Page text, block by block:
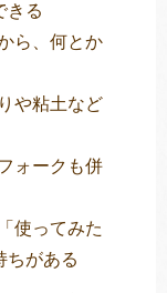
きる
ら、何とか
や粘土など
ォークも併
使ってみた
ちがある